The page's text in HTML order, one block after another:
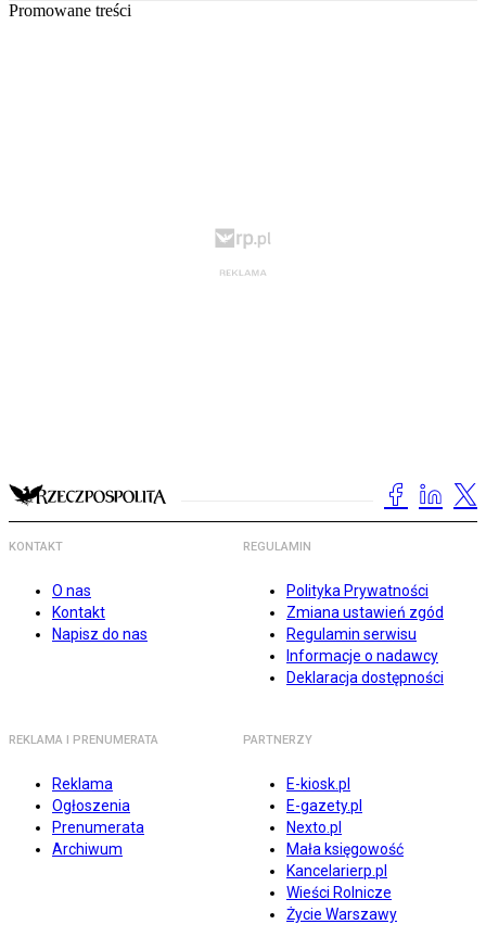
Promowane treści
KONTAKT
O nas
Kontakt
Napisz do nas
REGULAMIN
Polityka Prywatności
Zmiana ustawień zgód
Regulamin serwisu
Informacje o nadawcy
Deklaracja dostępności
REKLAMA I PRENUMERATA
Reklama
Ogłoszenia
Prenumerata
Archiwum
PARTNERZY
E-kiosk.pl
E-gazety.pl
Nexto.pl
Mała księgowość
Kancelarierp.pl
Wieści Rolnicze
Życie Warszawy